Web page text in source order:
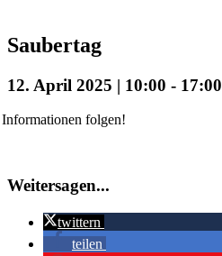
Saubertag
12. April 2025 | 10:00 - 17:00
Informationen folgen!
Weitersagen...
twittern
teilen